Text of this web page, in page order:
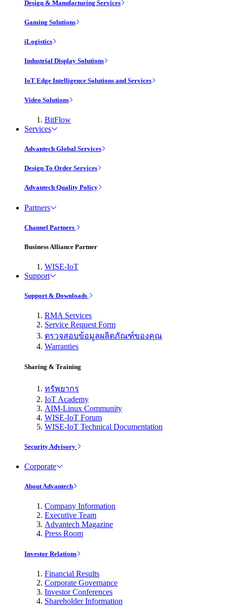
Design & Manufacturing Services
Gaming Solutions
iLogistics
Industrial Display Solutions
IoT Edge Intelligence Solutions and Services
Video Solutions
BitFlow
Services
Advantech Global Services
Design To Order Services
Advantech Quality Policy
Partners
Channel Partners
Business Alliance Partner
WISE-IoT
Support
Support & Downloads
RMA Services
Service Request Form
ตรวจสอบข้อมูลผลิตภัณฑ์ของคุณ
Warranties
Sharing & Training
ทรัพยากร
IoT Academy
AIM-Linux Community
WISE-IoT Forum
WISE-IoT Technical Documentation
Security Advisory
Corporate
About Advantech
Company Information
Executive Team
Advantech Magazine
Press Room
Investor Relations
Financial Results
Corporate Governance
Investor Conferences
Shareholder Information